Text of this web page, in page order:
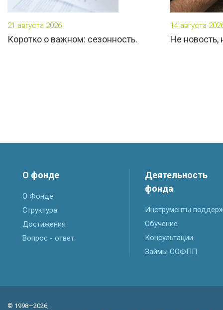
21 августа 2026
Коротко о важном: сезонность.
14 августа
Не новость,
О фонде
О Фонде
Структура
Достижения
Вопрос - ответ
Деятельность
фонда
Инструменты
Обучение
Консультации
Займы СОФПП
© 1998—2026,